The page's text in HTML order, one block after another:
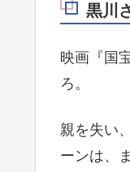
黒川
映画『国
ろ。
親を失い
ーンは、